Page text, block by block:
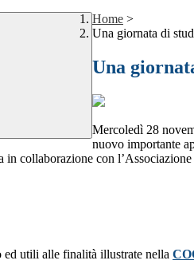
Home >
Una giornata di
Una
Mercoledì 28
nuovo importante
collaborazione con
ed utili alle finalità illustrate nella